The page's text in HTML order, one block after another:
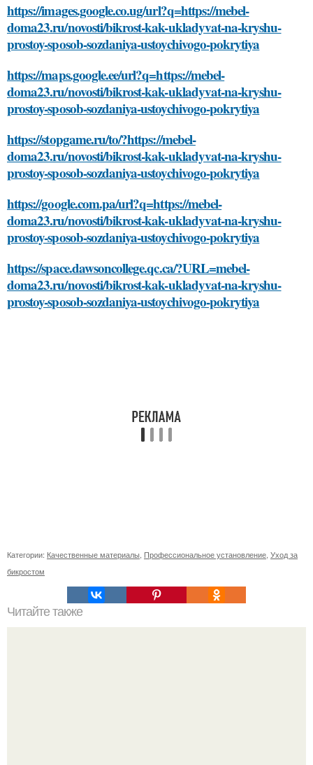
https://images.google.co.ug/url?q=https://mebel-
doma23.ru/novosti/bikrost-kak-ukladyvat-na-kryshu-
prostoy-sposob-sozdaniya-ustoychivogo-pokrytiya
https://maps.google.ee/url?q=https://mebel-
doma23.ru/novosti/bikrost-kak-ukladyvat-na-kryshu-
prostoy-sposob-sozdaniya-ustoychivogo-pokrytiya
https://stopgame.ru/to/?https://mebel-
doma23.ru/novosti/bikrost-kak-ukladyvat-na-kryshu-
prostoy-sposob-sozdaniya-ustoychivogo-pokrytiya
https://google.com.pa/url?q=https://mebel-
doma23.ru/novosti/bikrost-kak-ukladyvat-na-kryshu-
prostoy-sposob-sozdaniya-ustoychivogo-pokrytiya
https://space.dawsoncollege.qc.ca/?URL=mebel-
doma23.ru/novosti/bikrost-kak-ukladyvat-na-kryshu-
prostoy-sposob-sozdaniya-ustoychivogo-pokrytiya
Категории: Качественные материалы Профессиональное установление Уход за
бикростом
Читайте также